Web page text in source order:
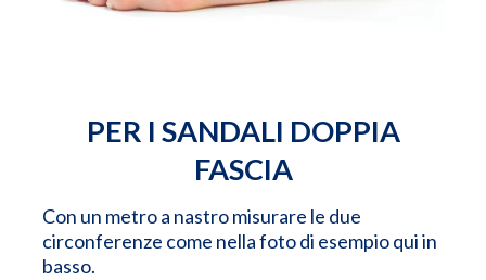
PER I SANDALI DOPPIA
FASCIA
Con un metro a nastro misurare le due
circonferenze come nella foto di esempio qui in
basso.